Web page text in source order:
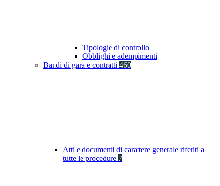
Tipologie di controllo
Obblighi e adempimenti
Bandi di gara e contratti 460
Atti e documenti di carattere generale riferiti a
tutte le procedure 7